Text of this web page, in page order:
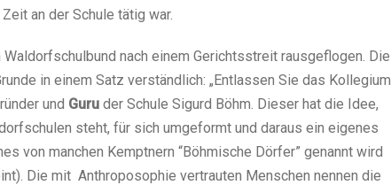
an der Schule tätig war.
nach einem Gerichtsstreit raus­ge­flo­gen. Die
in einem Satz ver­ständ­lich: „Entlassen Sie das Kollegium
und Guru der Schule Sigurd Böhm. Dieser hat die Idee,
steht, für sich umge­formt und dar­aus ein eige­nes
von man­chen Kemptnern “Böhmische Dörfer” genannt wird
Die mit Anthroposophie ver­trau­ten Menschen nen­nen die